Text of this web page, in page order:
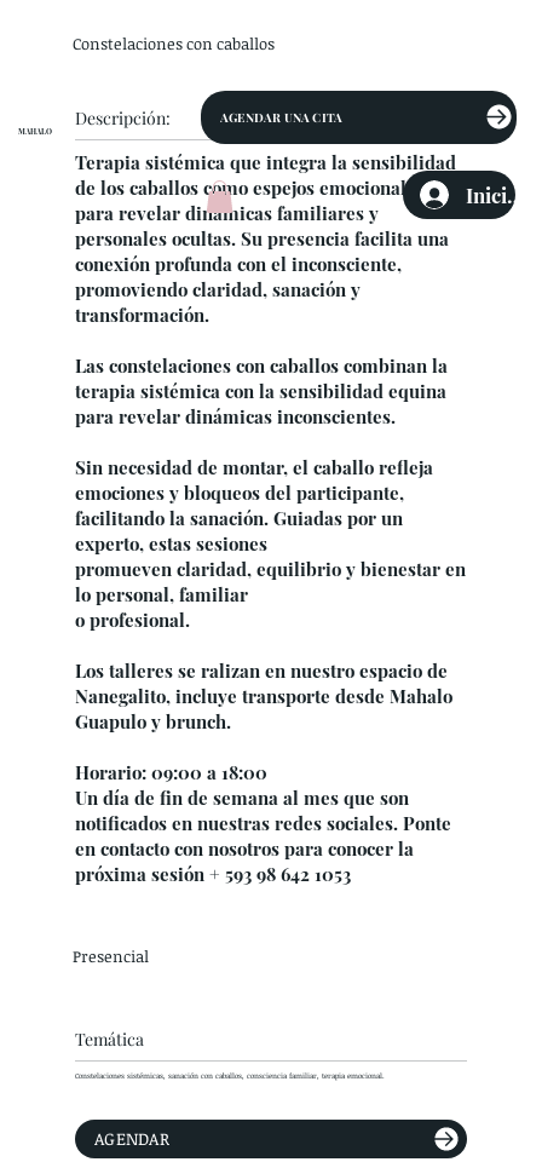
MAHALO
Iniciar
AGENDAR UNA CITA
Constelaciones con caballos
Descripción:
Terapia sistémica que integra la sensibilidad
de los caballos como espejos emocionales
para revelar dinámicas familiares y
personales ocultas. Su presencia facilita una
conexión profunda con el inconsciente,
promoviendo claridad, sanación y
transformación.
Las constelaciones con caballos combinan la
terapia sistémica con la sensibilidad equina
para revelar dinámicas inconscientes.
Sin necesidad de montar, el caballo refleja
emociones y bloqueos del participante,
facilitando la sanación. Guiadas por un
experto, estas sesiones
promueven claridad, equilibrio y bienestar en
lo personal, familiar
o profesional.
Los talleres se ralizan en nuestro espacio de
Nanegalito, incluye transporte desde Mahalo
Guapulo y brunch.
Horario: 09:00 a 18:00
Un día de fin de semana al mes que son
notificados en nuestras redes sociales. Ponte
en contacto con nosotros para conocer la
próxima sesión + 593 98 642 1053
Presencial
Temática
Constelaciones sistémicas, sanación con caballos, consciencia familiar, terapia emocional.
AGENDAR